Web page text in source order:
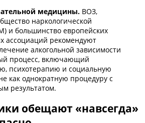
медицины. ВОЗ,
наркологической
и большинство европейских
ассоциаций рекомендуют
алкогольной зависимости
процесс, включающий
психотерапию и социальную
как однократную процедуру с
результатом.
обещают «навсегда»